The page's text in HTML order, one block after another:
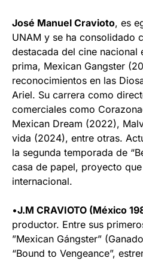
José Manuel Cravioto, es
UNAM y se ha consolidado
destacada del cine nacional
prima, Mexican Gangster
reconocimientos en las
Ariel. Su carrera como
comerciales como
Mexican Dream (2022),
vida (2024), entre otras.
la segunda temporada de
casa de papel, proyecto
internacional.
•⁠J.M CRAVIOTO (México
productor. Entre sus
”Mexican Gángster”
“Bound to Vengeance”,